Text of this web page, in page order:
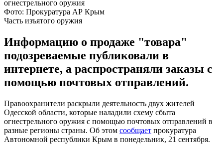
Фото: Прокуратура АР Крым
Часть изъятого оружия
Информацию о продаже "товара"
подозреваемые публиковали в
интернете, а распространяли заказы с
помощью почтовых отправлений.
Правоохранители раскрыли деятельность двух жителей
Одесской области, которые наладили схему сбыта
огнестрельного оружия с помощью почтовых отправлений в
разные регионы страны. Об этом сообщает прокуратура
Автономной республики Крым в понедельник, 21 сентября.